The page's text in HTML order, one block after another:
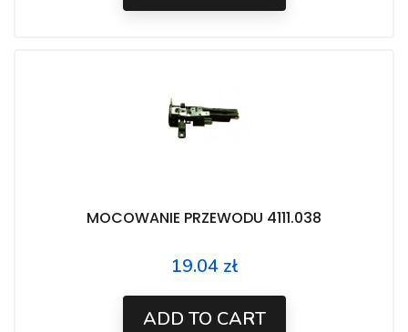
MOCOWANIE PRZEWODU 4111.038
Price
19.04 zł
ADD TO CART